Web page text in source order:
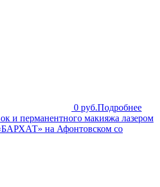
0 руб.Подробнее
и перманентного макияжа лазером
на Афонтовском со